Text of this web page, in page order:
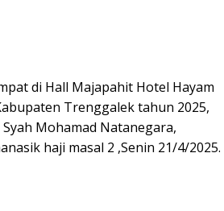
di Hall Majapahit Hotel Hayam
Trenggalek tahun 2025,
Mohamad Natanegara,
haji masal 2 ,Senin 21/4/2025.